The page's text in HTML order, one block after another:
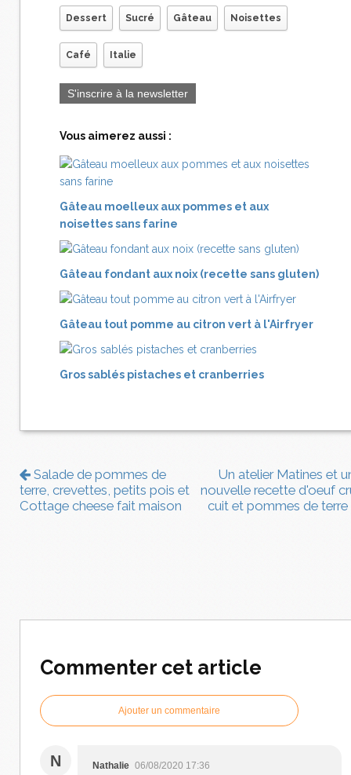
Dessert Sucré Gâteau Noisettes
Café Italie
S'inscrire à la newsletter
Vous aimerez aussi :
Gâteau moelleux aux pommes et aux
noisettes sans farine
Gâteau fondant aux noix (recette sans gluten)
Gâteau tout pomme au citron vert à l'Airfryer
Gros sablés pistaches et cranberries
Salade de pommes de
terre, crevettes, petits pois et
Cottage cheese fait maison
Un atelier Matines et
nouvelle recette d'oeuf
cuit et pommes de terre
Commenter cet article
Ajouter un commentaire
N Nathalie 06/08/2020 17:36